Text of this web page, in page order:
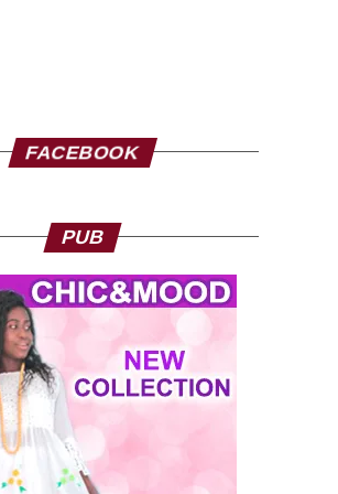
FACEBOOK
PUB